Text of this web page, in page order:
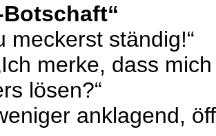
Botschaft“
meckerst ständig!“
merke, dass
lösen?“
anklagend,